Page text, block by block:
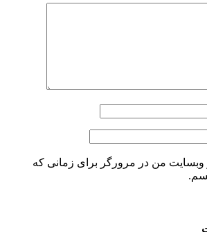
وبسایت من در مرورگر برای زمانی که